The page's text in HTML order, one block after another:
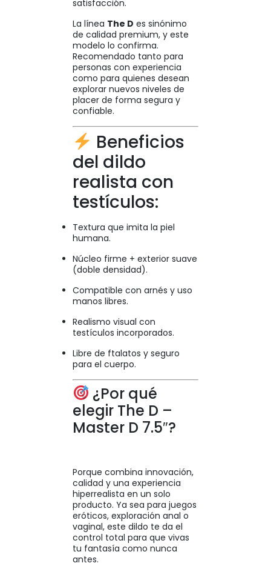
satisfacción.
La línea The D es sinónimo
de calidad premium, y este
modelo lo confirma.
Recomendado tanto para
personas con experiencia
como para quienes desean
explorar nuevos niveles de
placer de forma segura y
confiable.
Beneficios
del dildo
realista con
testículos:
Textura que imita la piel
humana.
Núcleo firme + exterior suave
(doble densidad).
Compatible con arnés y uso
manos libres.
Realismo visual con
testículos incorporados.
Libre de ftalatos y seguro
para el cuerpo.
¿Por qué
elegir The D –
Master D 7.5″?
Porque combina innovación,
calidad y una experiencia
hiperrealista en un solo
producto. Ya sea para juegos
eróticos, exploración anal o
vaginal, este dildo te da el
control total para que vivas
tu fantasía como nunca
antes.